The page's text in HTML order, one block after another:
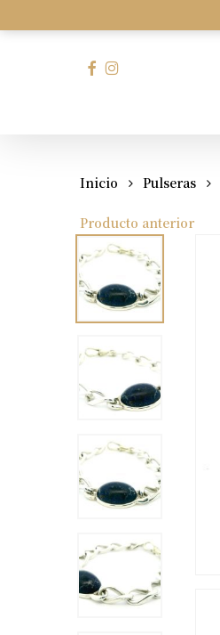
to
facebook
instagram
Inicio Pulseras
Producto anterior